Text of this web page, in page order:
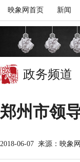
映象网首页 新闻
政务频道
郑州市领
2018-06-07 来源：映象网